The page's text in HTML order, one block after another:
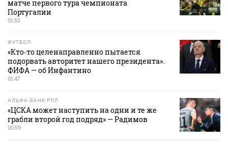
матче первого тура чемпионата
Португалии
01:55
ФУТБОЛ
«Кто‑то целенаправленно пытается
подорвать авторитет нашего президента».
ФИФА — об Инфантино
01:47
АЛЬФА-БАНК РПЛ
«ЦСКА может наступить на одни и те же
грабли второй год подряд» — Радимов
00:59